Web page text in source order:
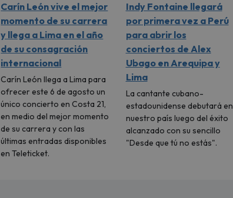
Carín León vive el mejor
momento de su carrera
y llega a Lima en el año
de su consagración
internacional
Carín León llega a Lima para
ofrecer este 6 de agosto un
único concierto en Costa 21,
en medio del mejor momento
de su carrera y con las
últimas entradas disponibles
en Teleticket.
Indy Fontaine llegará
por primera vez a Perú
para abrir los
conciertos de Alex
Ubago en Arequipa y
Lima
La cantante cubano-
estadounidense debutará en
nuestro país luego del éxito
alcanzado con su sencillo
"Desde que tú no estás".